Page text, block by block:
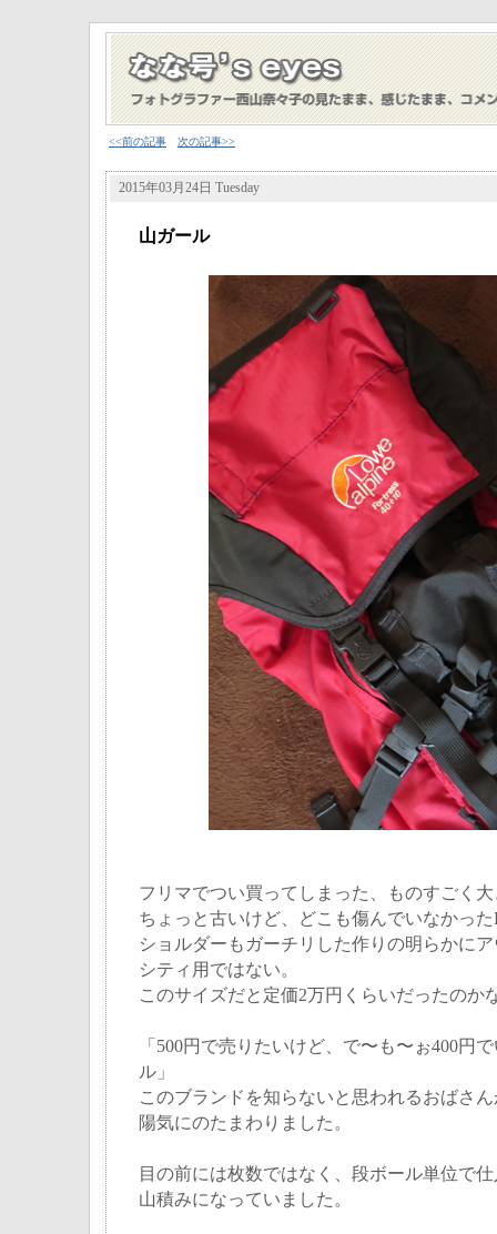
<<前の記事 次の記事>>
2015年03月24日 Tuesday
山ガール
フリマでつい買ってしまった、ものすごく
ちょっと古いけど、どこも傷んでいなかった
ショルダーもガーチリした作りの明らかに
シティ用ではない。
このサイズだと定価2万円くらいだったのか
「500円で売りたいけど、で〜も〜ぉ400円
ル」
このブランドを知らないと思われるおばさ
陽気にのたまわりました。
目の前には枚数ではなく、段ボール単位で
山積みになっていました。